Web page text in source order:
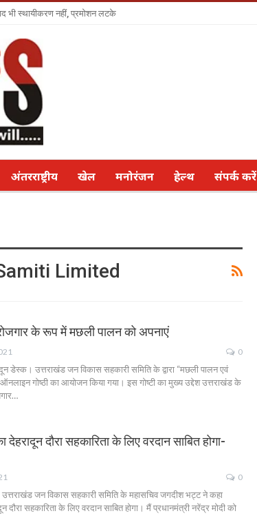
भी स्थायीकरण नहीं, प्रमोशन लटके
अंतरराष्ट्रीय खेल मनोरंजन हेल्थ संपर्क करें
Limited
के रूप में मछली पालन को अपनाएं
0
डेस्क। उत्तराखंड जन विकास सहकारी समिति के द्वारा “मछली पालन एवं
गोष्ठी का आयोजन किया गया। इस गोष्टी का मुख्य उद्देश उत्तराखंड के
देहरादून दौरा सहकारिता के लिए वरदान साबित होगा-
0
जन विकास सहकारी समिति के महासचिव जगदीश भट्ट ने कहा
दौरा सहकारिता के लिए वरदान साबित होगा। मैं प्रधानमंत्री नरेंद्र मोदी को